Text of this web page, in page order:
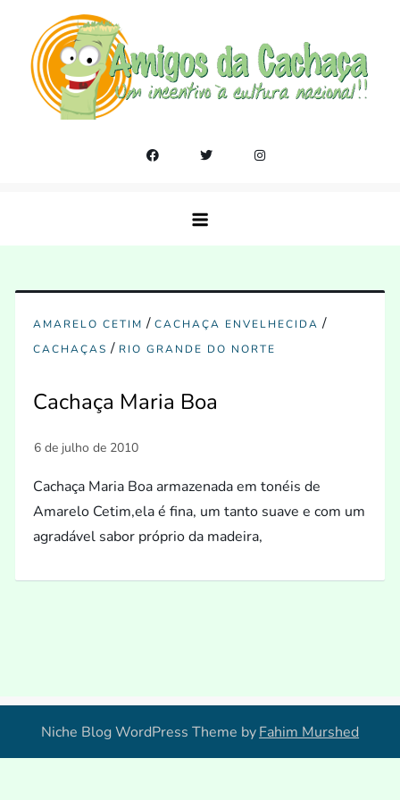
content
AMARELO CETIM /CACHAÇA ENVELHECIDA /
CACHAÇAS / RIO GRANDE DO NORTE
Cachaça Maria Boa
Cachaça Maria Boa armazenada em tonéis de
Amarelo Cetim,ela é fina, um tanto suave e com um
agradável sabor próprio da madeira,
Niche Blog WordPress Theme byFahim Murshed